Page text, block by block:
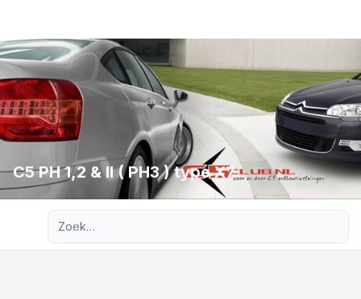
C5 PH 1,2 & II ( PH3 ) type X7